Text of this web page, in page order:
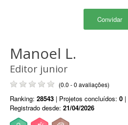
Convidar
Manoel L.
Editor junior
(0.0 - 0 avaliações)
Ranking: 28543 | Projetos concluídos: 0 |
Registrado desde: 21/04/2026